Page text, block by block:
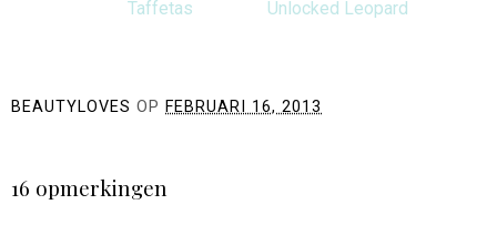
Taffetas Unlocked Leopard
BEAUTYLOVES OP FEBRUARI 16, 2013
16 opmerkingen